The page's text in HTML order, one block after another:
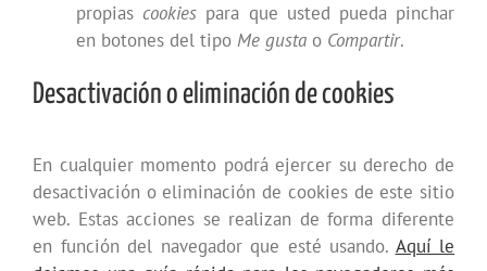
propias cookies para que usted pueda pinchar
en botones del tipo Me gusta o Compartir.
Desactivación o eliminación de cookies
En cualquier momento podrá ejercer su derecho de
desactivación o eliminación de cookies de este sitio
web. Estas acciones se realizan de forma diferente
en función del navegador que esté usando. Aquí le